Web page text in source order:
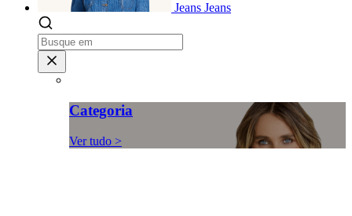
Jeans Jeans
Categoria
Ver tudo >